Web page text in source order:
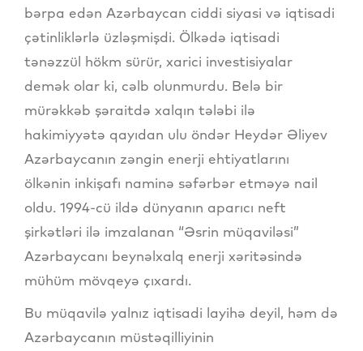
bərpa edən Azərbaycan ciddi siyasi və iqtisadi
çətinliklərlə üzləşmişdi. Ölkədə iqtisadi
tənəzzül hökm sürür, xarici investisiyalar
demək olar ki, cəlb olunmurdu. Belə bir
mürəkkəb şəraitdə xalqın tələbi ilə
hakimiyyətə qayıdan ulu öndər Heydər Əliyev
Azərbaycanın zəngin enerji ehtiyatlarını
ölkənin inkişafı naminə səfərbər etməyə nail
oldu. 1994-cü ildə dünyanın aparıcı neft
şirkətləri ilə imzalanan “Əsrin müqaviləsi”
Azərbaycanı beynəlxalq enerji xəritəsində
mühüm mövqeyə çıxardı.
Bu müqavilə yalnız iqtisadi layihə deyil, həm də
Azərbaycanın müstəqilliyinin